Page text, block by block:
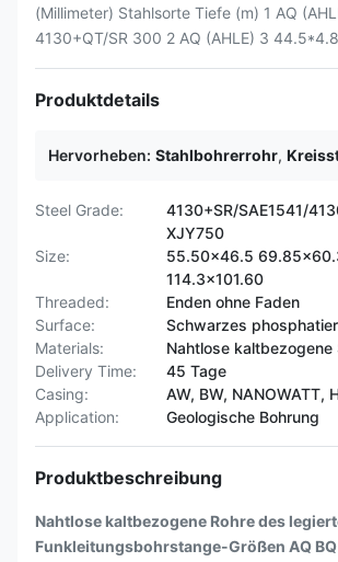
(Millimeter) Stahlsorte Tiefe (m) 1 AQ
4130+QT/SR 300 2 AQ (AHLE) 3
Produktdetails
Hervorheben: Stahlbohrerrohr,
Steel Grade:
4130+SR/SAE1541/
XJY750
Size:
55.50x46.5
114.3x101.60
Threaded:
Enden ohne Faden
Surface:
Schwarzes
Materials:
Nahtlose kaltbezogene
Delivery Time:
45 Tage
Casing:
AW, BW, NANOWATT,
Application:
Geologische Bohrung
Produktbeschreibung
Nahtlose kaltbezogene Rohre des
Funkleitungsbohrstange-Größen AQ BQ